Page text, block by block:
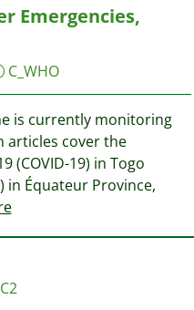
Emergencies,
C_WHO
is currently monitoring
articles cover the
(COVID-19) in Togo
in Équateur Province,